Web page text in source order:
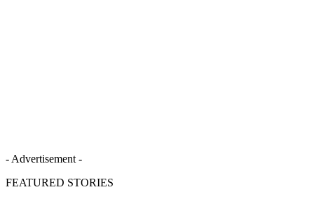
- Advertisement -
FEATURED STORIES